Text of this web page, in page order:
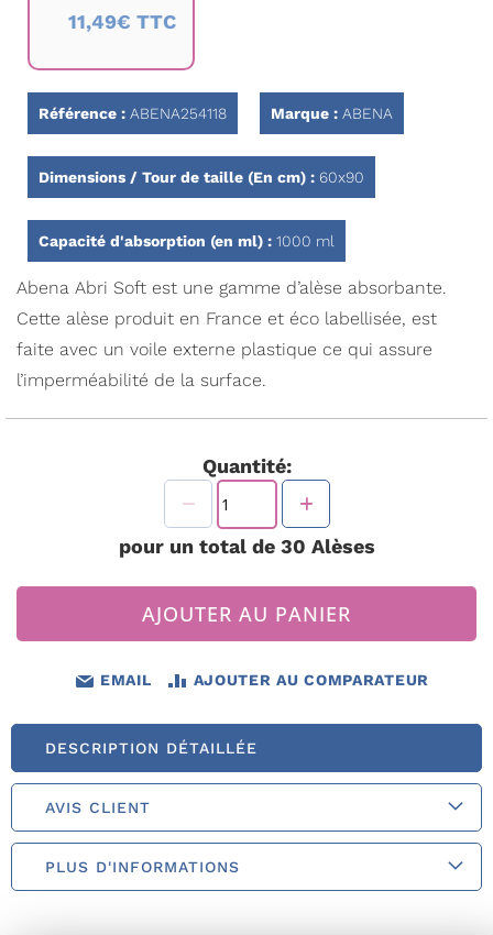
la
Galerie
d’images
11,49€ TTC
Référence : ABENA254118 Marque : ABENA
Dimensions / Tour de taille (En cm) : 60x90
Capacité d'absorption (en ml) : 1000 ml
Abena Abri Soft est une gamme d’alèse absorbante.
Cette alèse produit en France et éco labellisée, est
faite avec un voile externe plastique ce qui assure
l’imperméabilité de la surface.
Quantité:
pour un total de 30 Alèses
AJOUTER AU PANIER
EMAIL AJOUTER AU COMPARATEUR
DESCRIPTION DÉTAILLÉE
AVIS CLIENT
PLUS D'INFORMATIONS